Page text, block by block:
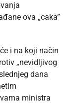
ova „caka”
i na koji način
„nevidljivog
dana
ministra